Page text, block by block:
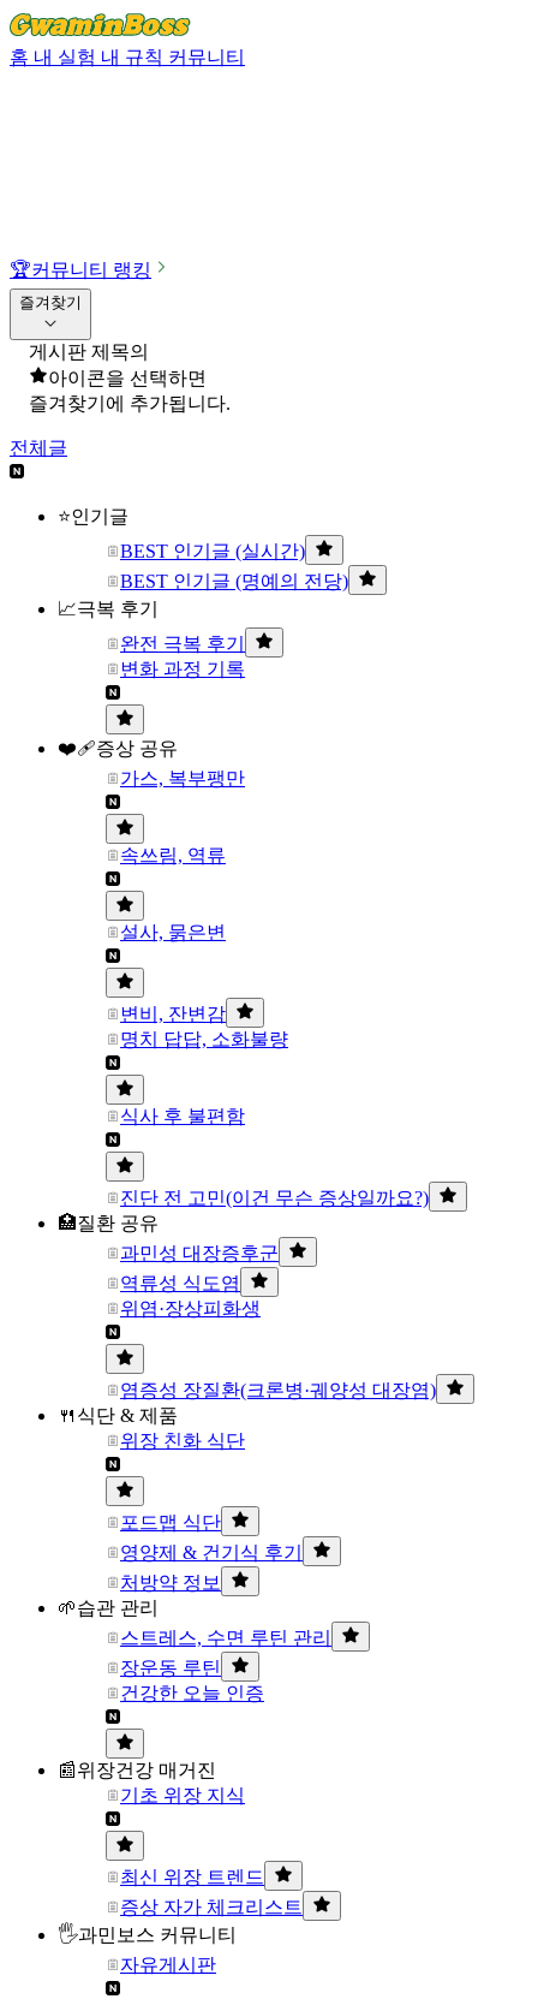
홈 내 실험 내 규칙 커뮤니티
🏆커뮤니티 랭킹
즐겨찾기
게시판 제목의
아이콘을 선택하면
즐겨찾기에 추가됩니다.
전체글
⭐인기글
BEST 인기글 (실시간)
BEST 인기글 (명예의 전당)
📈극복 후기
완전 극복 후기
변화 과정 기록
❤️‍🩹증상 공유
가스, 복부팽만
속쓰림, 역류
설사, 묽은변
변비, 잔변감
명치 답답, 소화불량
식사 후 불편함
진단 전 고민(이건 무슨 증상일까요?)
🏥질환 공유
과민성 대장증후군
역류성 식도염
위염·장상피화생
염증성 장질환(크론병·궤양성 대장염)
🍴식단 & 제품
위장 친화 식단
포드맵 식단
영양제 & 건기식 후기
처방약 정보
🌱습관 관리
스트레스, 수면 루틴 관리
장운동 루틴
건강한 오늘 인증
📰위장건강 매거진
기초 위장 지식
최신 위장 트렌드
증상 자가 체크리스트
🖐과민보스 커뮤니티
자유게시판